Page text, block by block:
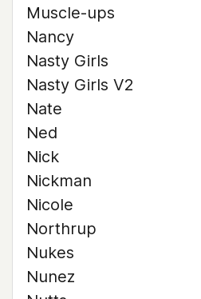
Muscle-ups
Nancy
Nasty Girls
Nasty Girls V2
Nate
Ned
Nick
Nickman
Nicole
Northrup
Nukes
Nunez